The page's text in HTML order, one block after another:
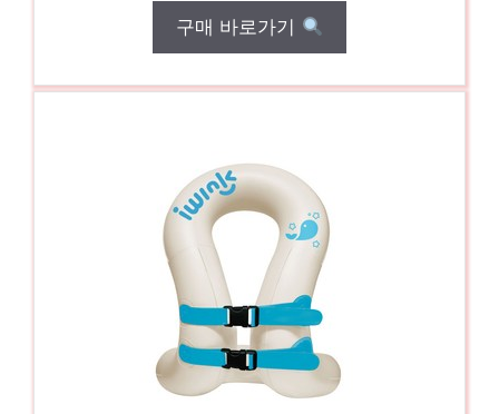
구매 바로가기